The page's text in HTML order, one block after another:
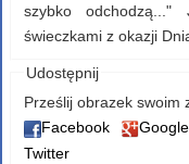
szybko
świeczkami z okazji
Udostępnij
Prześlij obrazek swoim
Facebook
Twitter